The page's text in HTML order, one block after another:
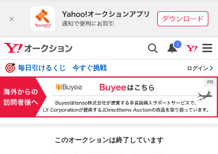
i
毎日引けるくじ 今すぐ挑戦 ログイン
このオークションは終了しています